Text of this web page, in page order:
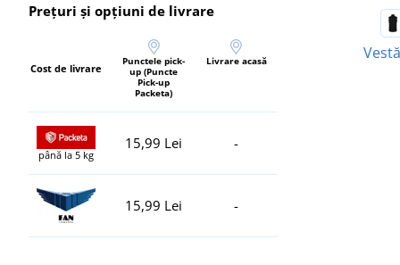
Prețuri și opțiuni de livrare
Cost de livrare
Punctele pick-
up (Puncte
Pick-up
Packeta)
Livrare acasă
până la 5 kg
15,99 Lei -
15,99 Lei -